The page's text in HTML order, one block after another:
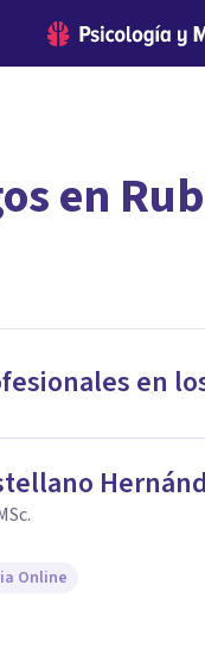
psicólogo
en
en
Online